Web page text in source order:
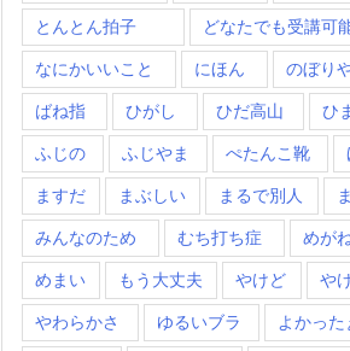
とんとん拍子 どなたでも受講可
なにかいいこと にほん のぼり
ばね指 ひがし ひだ高山 ひ
ふじの ふじやま ぺたんこ靴
ますだ まぶしい まるで別人
みんなのため むち打ち症 めが
めまい もう大丈夫 やけど や
やわらかさ ゆるいブラ よかった